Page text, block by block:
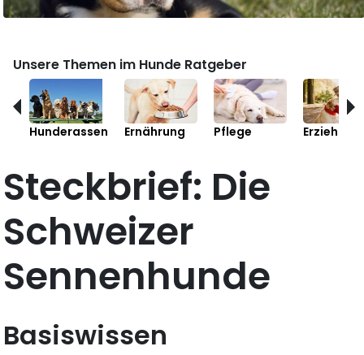
Unsere Themen im Hunde Ratgeber
Hunderassen Ernährung Pflege Erziehung
Steckbrief: Die
Schweizer
Sennenhunde
Basiswissen